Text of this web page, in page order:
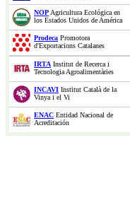
NOPAgricultura Ecológica en
los Estados Unidos de América
Prodeca Promotora
d'Exportacions Catalanes
IRTA Institut de Recerca i
Tecnologia Agroalimentàries
INCAVI Institut Català de la
Vinya i el Vi
ENAC Entidad Nacional de
Acreditación